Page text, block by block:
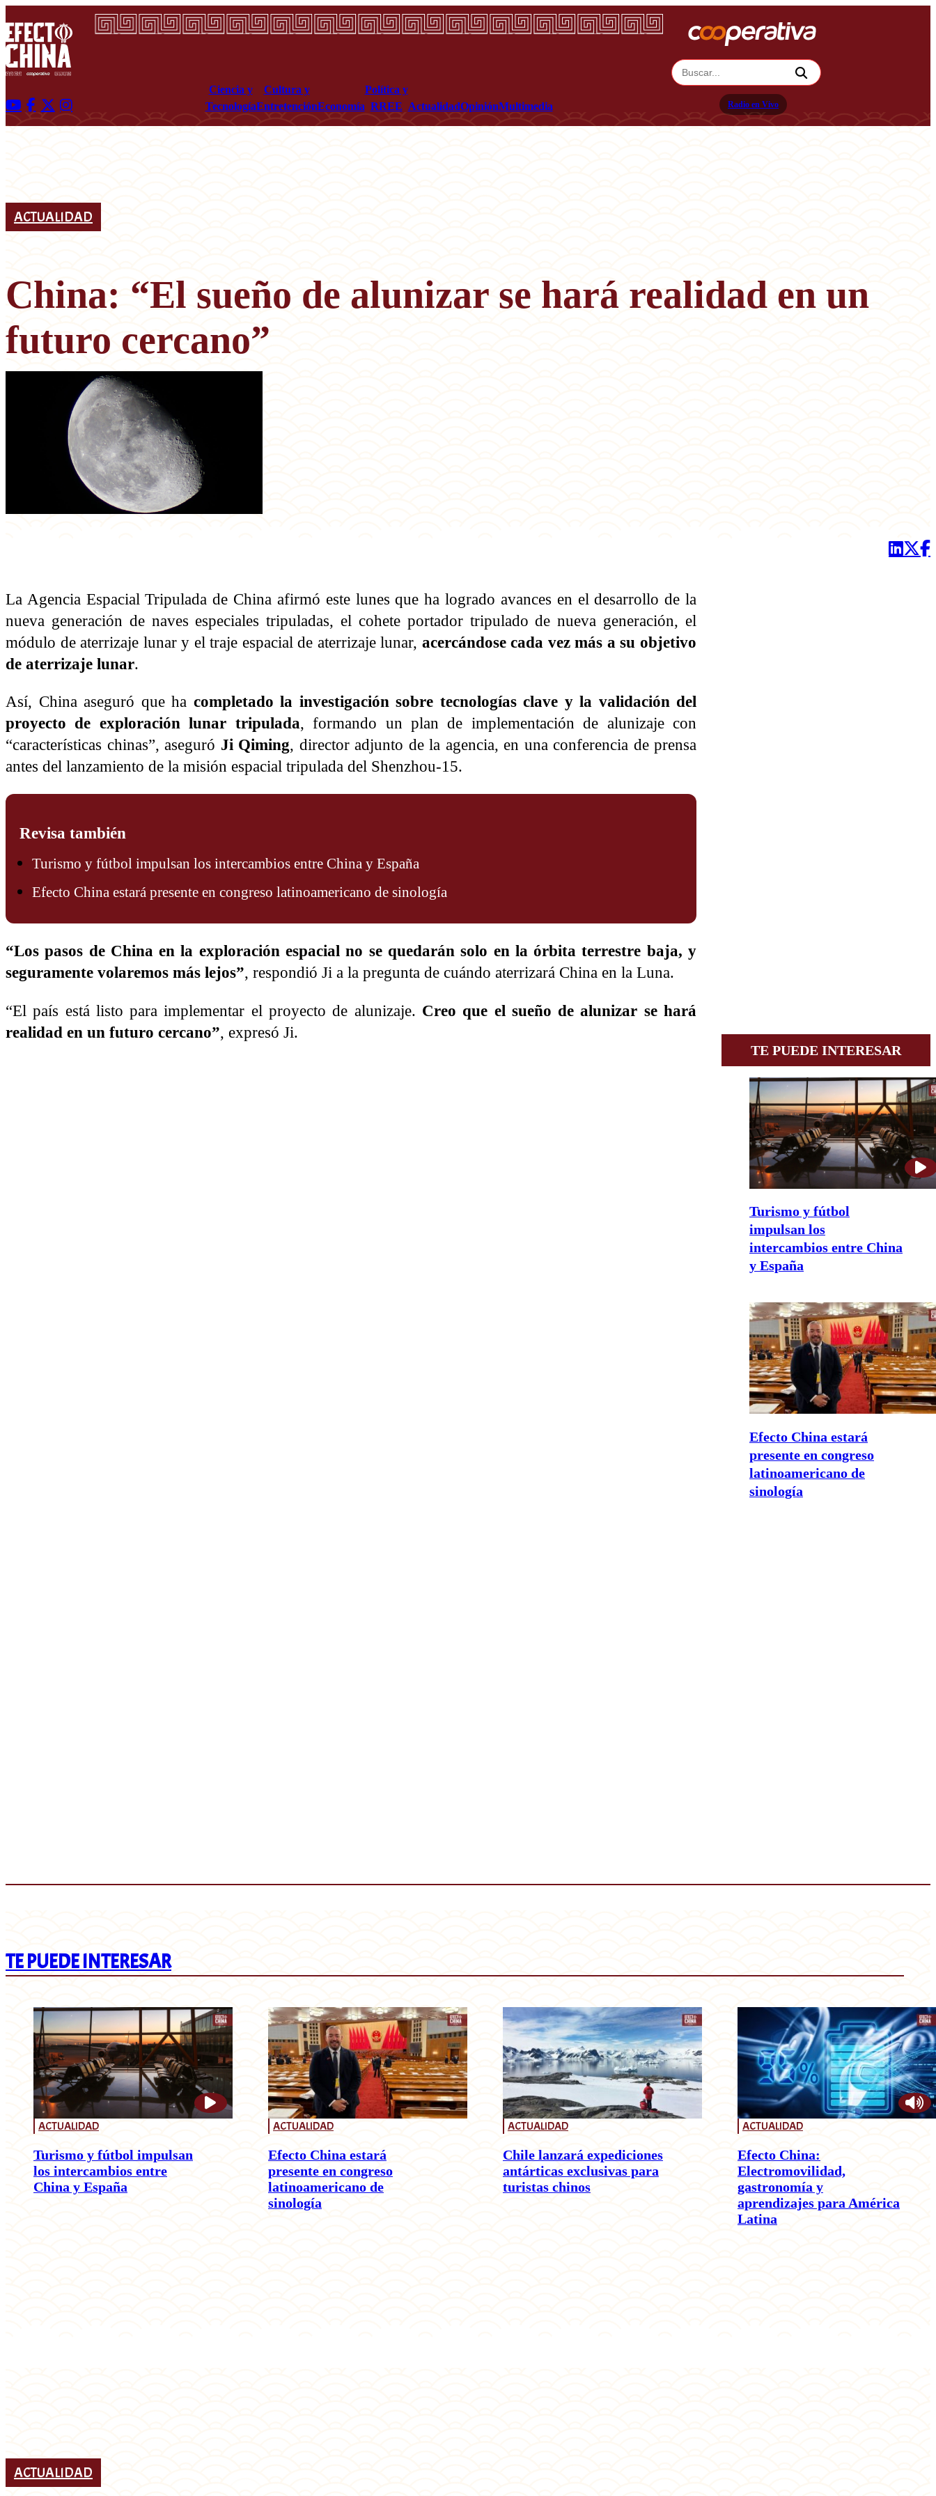
Ciencia y
Tecnología
Cultura y
EntretenciónEconomía
Política y
RREE ActualidadOpiniónMultimedia Radio en Vivo
ACTUALIDAD
China: “El sueño de alunizar se hará realidad en un
futuro cercano”
La Agencia Espacial Tripulada de China afirmó este lunes que ha logrado avances en el desarrollo de la
nueva generación de naves especiales tripuladas, el cohete portador tripulado de nueva generación, el
módulo de aterrizaje lunar y el traje espacial de aterrizaje lunar, acercándose cada vez más a su objetivo
de aterrizaje lunar.
Así, China aseguró que ha completado la investigación sobre tecnologías clave y la validación del
proyecto de exploración lunar tripulada, formando un plan de implementación de alunizaje con
“características chinas”, aseguró Ji Qiming, director adjunto de la agencia, en una conferencia de prensa
antes del lanzamiento de la misión espacial tripulada del Shenzhou-15.
Revisa también
Turismo y fútbol impulsan los intercambios entre China y España
Efecto China estará presente en congreso latinoamericano de sinología
“Los pasos de China en la exploración espacial no se quedarán solo en la órbita terrestre baja, y
seguramente volaremos más lejos”, respondió Ji a la pregunta de cuándo aterrizará China en la Luna.
“El país está listo para implementar el proyecto de alunizaje. Creo que el sueño de alunizar se hará
realidad en un futuro cercano”, expresó Ji.
TE PUEDE INTERESAR
Turismo y fútbol
impulsan los
intercambios entre China
y España
Efecto China estará
presente en congreso
latinoamericano de
sinología
TE PUEDE INTERESAR
ACTUALIDAD
Turismo y fútbol impulsan
los intercambios entre
China y España
ACTUALIDAD
Efecto China estará
presente en congreso
latinoamericano de
sinología
ACTUALIDAD
Chile lanzará expediciones
antárticas exclusivas para
turistas chinos
ACTUALIDAD
Efecto China:
Electromovilidad,
gastronomía y
aprendizajes para América
Latina
ACTUALIDAD